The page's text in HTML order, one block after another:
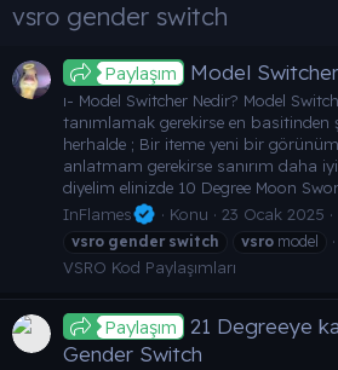
vsro gender switch
Paylaşım Model
ı- Model Switcher Nedir? Model
tanımlamak gerekirse en basitinden
herhalde ; Bir iteme yeni bir
anlatmam gerekirse sanırım daha
diyelim elinizde 10 Degree Moon
InFlames
Konu 23 Ocak 2025
vsro gender switch vsro model
VSRO Kod Paylaşımları
Paylaşım
21 Degreeye
Gender Switch